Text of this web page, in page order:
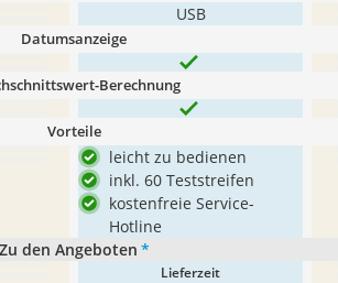
USB
Datumsanzeige
Berechnung
Vorteile
leicht zu bedienen
inkl. 60 Teststreifen
kostenfreie Service-
Hotline
Zu den Angeboten *
Lieferzeit